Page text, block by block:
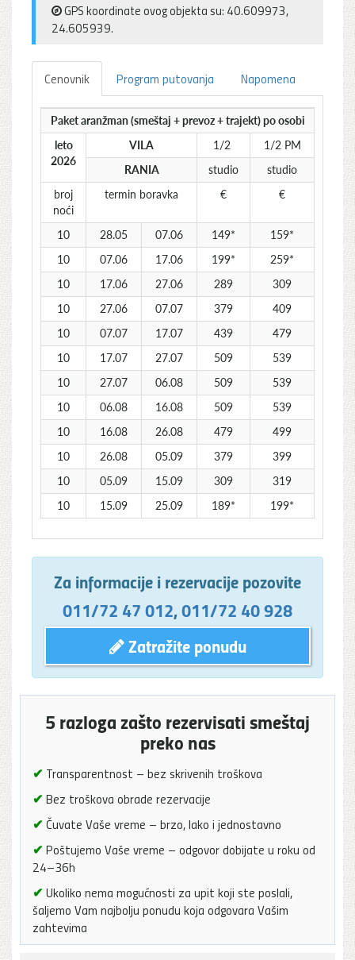
GPS koordinate ovog objekta su: 40.609973,
24.605939.
Cenovnik Program putovanja Napomena
Paket aranžman (smeštaj + prevoz + trajekt) po osobi
leto
2026
VILA 1/2
1/2 PM
RANIA
studio
studio
broj
noći
termin boravka € €
10 28.05 07.06 149*
159*
10
07.06 17.06 199*
259*
10
17.06 27.06 289
309
10
27.06 07.07 379
409
10
07.07 17.07 439
479
10
17.07 27.07 509
539
10
27.07 06.08 509
539
10
06.08 16.08 509
539
10
16.08 26.08 479
499
10
26.08 05.09 379
399
10
05.09 15.09 309
319
10
15.09 25.09 189* 199*
Za informacije i rezervacije pozovite
011/72 47 012,011/72 40 928
Zatražite ponudu
5 razloga zašto rezervisati smeštaj
preko nas
✔ Transparentnost – bez skrivenih troškova
✔ Bez troškova obrade rezervacije
✔ Čuvate Vaše vreme – brzo, lako i jednostavno
✔ Poštujemo Vaše vreme – odgovor dobijate u roku od
24–36h
✔ Ukoliko nema mogućnosti za upit koji ste poslali,
šaljemo Vam najbolju ponudu koja odgovara Vašim
zahtevima